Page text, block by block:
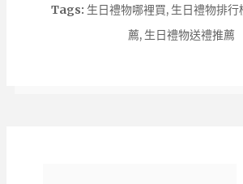
Tags: 生日禮物哪裡買, 生日禮物排行
薦, 生日禮物送禮推薦